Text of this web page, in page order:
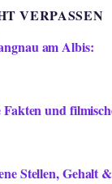
VERPASSEN
am Albis:
und
Stellen, Gehalt &